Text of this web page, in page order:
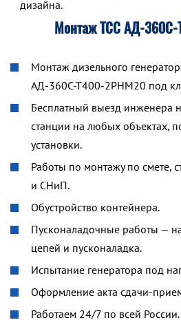
дизайна.
Монтаж ТСС АД-
Монтаж дизельного
АД-360С-Т400-2РНМ20 под
Бесплатный выезд инженера
станции на любых объектах,
установки.
Работы по монтажу по смете,
и СНиП.
Обустройство контейнера.
Пусконаладочные работы —
цепей и пусконаладка.
Испытание генератора под
Оформление акта сдачи-
Работаем 24/7 по всей России.